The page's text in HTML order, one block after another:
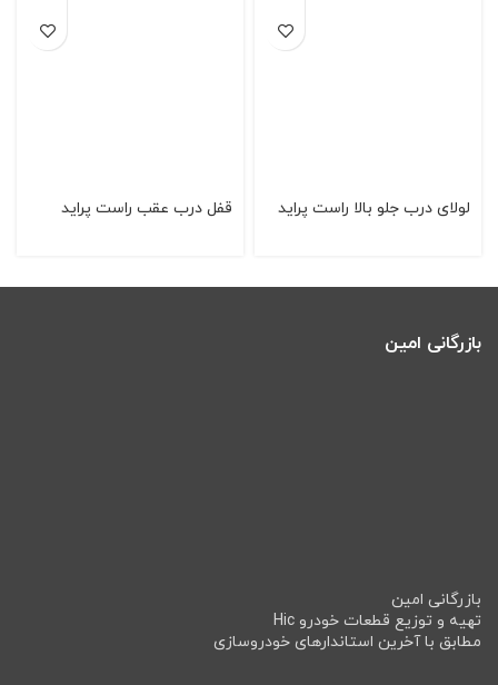
لولای درب جلو بالا راست پراید قفل درب عقب راست پرايد
بازرگانی امین
بازرگانی امین
تهیه و توزیع قطعات خودرو Hic
مطابق با آخرین استاندارهای خودروسازی